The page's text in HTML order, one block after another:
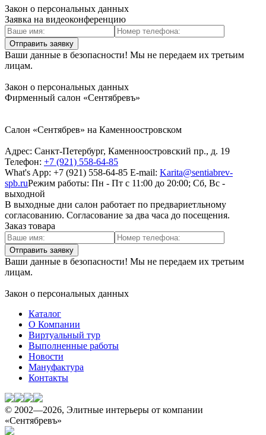
Закон о персональных данных
Заявка на видеоконференцию
Отправить заявку
Ваши данные в безопасности! Мы не передаем их третьим
лицам.
Закон о персональных данных
Фирменный салон «Сентябревъ»
Салон «Сентябрев» на Каменноостровском
Адрес: Санкт-Петербург, Каменноостровский пр., д. 19
Телефон: +7 (921) 558-64-85
What's App: +7 (921) 558-64-85 E-mail: Karita@sentiabrev-
spb.ruРежим работы: Пн - Пт с 11:00 до 20:00; Сб, Вс -
выходной
В выходные дни салон работает по предвариетльному
согласованию. Согласование за два часа до посещения.
Заказ товара
Отправить заявку
Ваши данные в безопасности! Мы не передаем их третьим
лицам.
Закон о персональных данных
Каталог
О Компании
Виртуальный тур
Выполненные работы
Новости
Мануфактура
Контакты
© 2002—2026, Элитные интерьеры от компании
«Сентябревъ»